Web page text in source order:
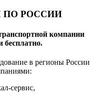
ПО РОССИИ
компании
бесплатно.
в регионы России
сервис,